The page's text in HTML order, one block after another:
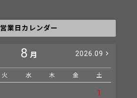
営業日カレンダー
8 月 2026.09
火 水 木 金 土
1